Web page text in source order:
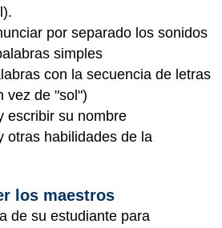
por separado los sonidos
simples
con la secuencia de letras
vez de "sol")
escribir su nombre
otras habilidades de la
los maestros
de su estudiante para